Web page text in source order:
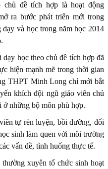
chủ đề tích hợp là hoạt động
ra bước phát triển mới trong
và học trong năm học 2014
học theo chủ đề tích hợp đã
hiện mạnh mẽ trong thời gian
THPT Minh Long chỉ mới bắt
khích đội ngũ giáo viên chủ
ở những bộ môn phù hợp.
tự rèn luyện, bồi dưỡng, đổi
sinh làm quen với môi trường
vấn đề, tình huống thực tế.
xuyên tổ chức sinh hoạt